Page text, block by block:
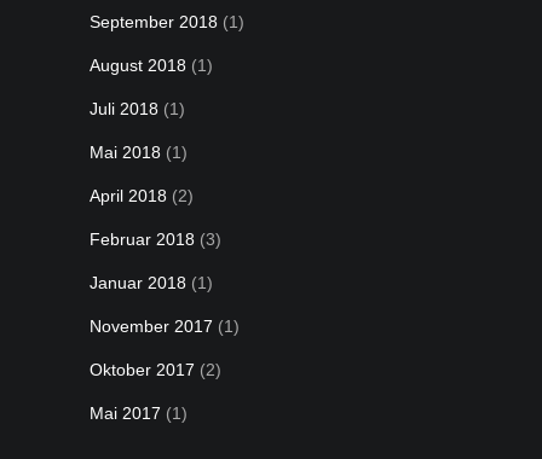
September 2018 (1)
August 2018 (1)
Juli 2018 (1)
Mai 2018 (1)
April 2018 (2)
Februar 2018 (3)
Januar 2018 (1)
November 2017 (1)
Oktober 2017 (2)
Mai 2017 (1)